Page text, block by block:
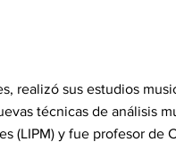
realizó sus estudios
técnicas de análisis
(LIPM) y fue profesor